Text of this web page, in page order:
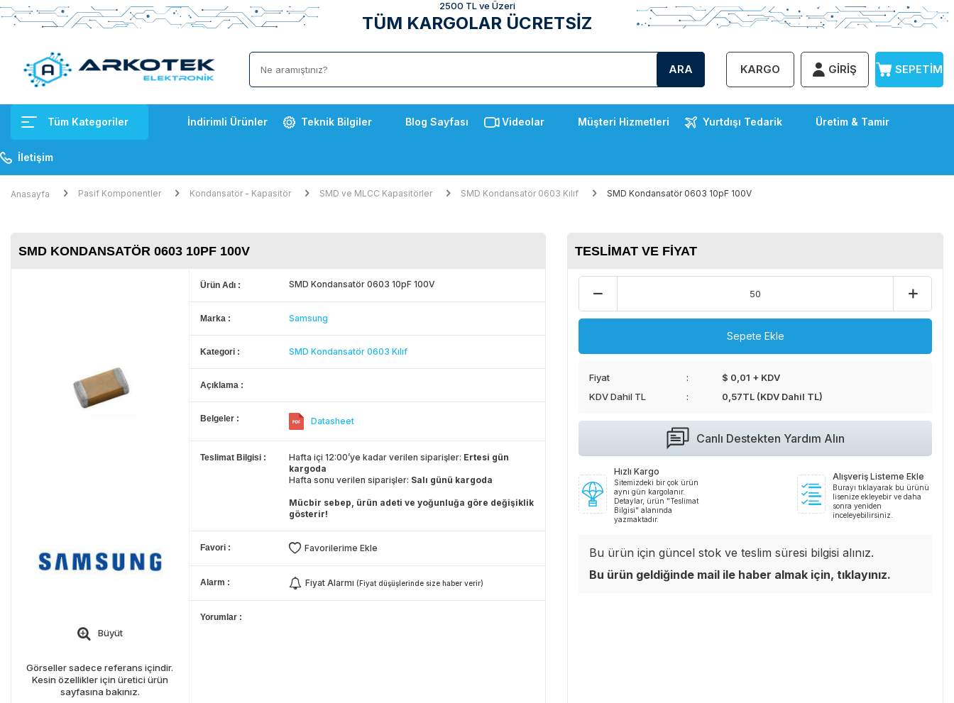
2500 TL ve Üzeri
TÜM KARGOLAR ÜCRETSİZ
ARA KARGO GIRIŞ SEPETIM
Tüm Kategoriler İndirimli Ürünler Teknik Bilgiler Blog Sayfası Videolar Müşteri Hizmetleri Yurtdışı Tedarik Üretim & Tamir
İletişim
Anasayfa Pasif Komponentler Kondansatör - Kapasitör SMD ve MLCC Kapasitörler SMD Kondansatör 0603 Kılıf SMD Kondansatör 0603 10pF 100V
SMD KONDANSATÖR 0603 10PF 100V
Büyüt
Görseller sadece referans içindir.
Kesin özellikler için üretici ürün
sayfasına bakınız.
Ürün Adı SMD Kondansatör 0603 10pF 100V
Marka Samsung
Kategori SMD Kondansatör 0603 Kılıf
Açıklama
Belgeler Datasheet
Teslimat Bilgisi Hafta içi 12:00’ye kadar verilen siparişler: Ertesi gün
kargoda
Hafta sonu verilen siparişler: Salı günü kargoda
Mücbir sebep, ürün adeti ve yoğunluğa göre değişiklik
gösterir!
Favori Favorilerime Ekle
Alarm Fiyat Alarmı (Fiyat düşüşlerinde size haber verir)
Yorumlar
TESLIMAT VE FIYAT
Sepete Ekle
Fiyat
$ 0,01 + KDV
KDV Dahil TL
0,57TL (KDV Dahil TL)
Canlı Destekten Yardım Alın
Hızlı Kargo
Sitemizdeki bir çok ürün
aynı gün kargolanır.
Detaylar, ürün "Teslimat
Bilgisi" alanında
yazmaktadır.
Alışveriş Listeme Ekle
Burayı tıklayarak bu ürünü
lisenize ekleyebir ve daha
sonra yeniden
inceleyebilirsiniz.
Bu ürün için güncel stok ve teslim süresi bilgisi alınız.
Bu ürün geldiğinde mail ile haber almak için, tıklayınız.